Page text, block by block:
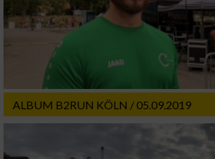
ALBUM B2RUN KÖLN / 05.09.2019